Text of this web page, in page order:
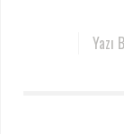
Yazı